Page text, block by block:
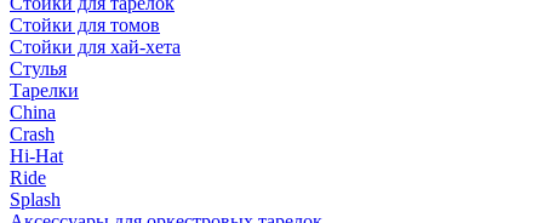
Стойки для томов
Стойки для хай-хета
Стулья
Тарелки
China
Crash
Hi-Hat
Ride
Splash